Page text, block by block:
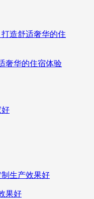
奢华的住宿体验
果好